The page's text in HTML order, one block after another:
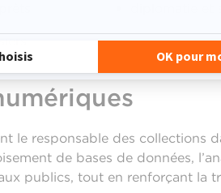
diplomatie et
le responsable des collections
de bases de données,
publics, tout en renforçant la